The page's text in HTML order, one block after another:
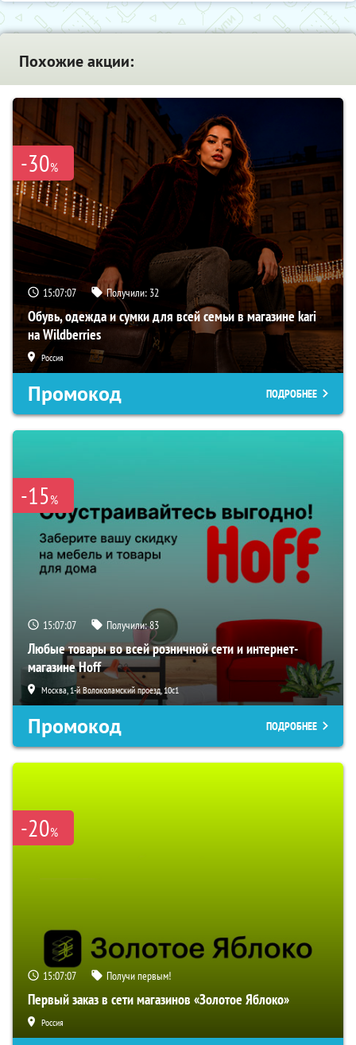
Похожие акции:
-30%
15:07:06 Получили: 32
Обувь, одежда и сумки для всей семьи в магазине kari
на Wildberries
Россия
Промокод ПОДРОБНЕЕ
-15%
15:07:06 Получили:83
Любые товары во всей розничной сети и интернет-
магазине Hoff
Москва, 1-й Волоколамский проезд, 10с1
Промокод ПОДРОБНЕЕ
-20%
15:07:06 Получи первым!
Первый заказ в сети магазинов «Золотое Яблоко»
Россия